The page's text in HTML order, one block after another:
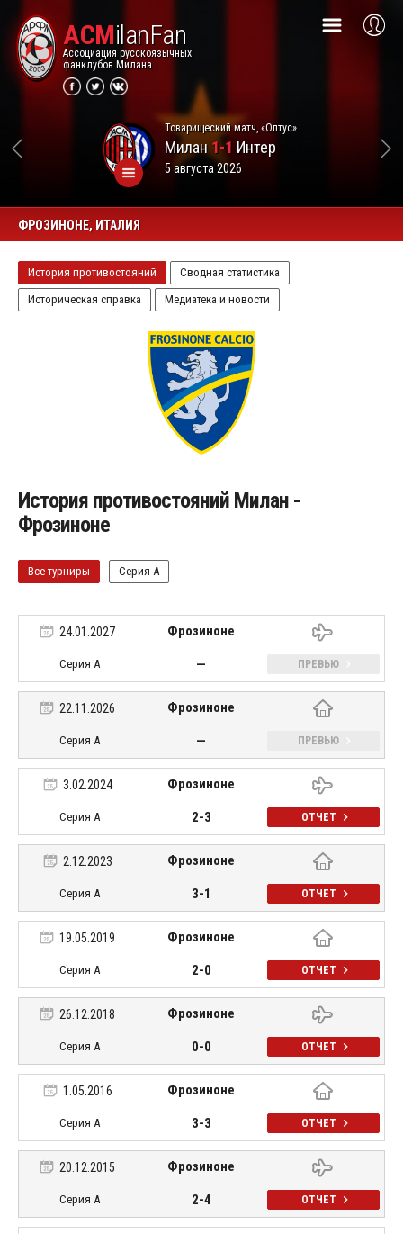
ACMilanFan
Ассоциация русскоязычных
фанклубов Милана
Товарищеский матч, «Оптус»
Милан1-1 Интер
5 августа 2026
ФРОЗИНОНЕ, ИТАЛИЯ
История противостояний
Сводная статистика
Историческая справка
Медиатека и новости
История противостояний Милан -
Фрозиноне
Все турниры Серия А
24.01.2027 Фрозиноне
Серия А — ПРЕВЬЮ
22.11.2026 Фрозиноне
Серия А — ПРЕВЬЮ
3.02.2024 Фрозиноне
Серия А 2-3 ОТЧЕТ
2.12.2023 Фрозиноне
Серия А 3-1 ОТЧЕТ
19.05.2019 Фрозиноне
Серия А 2-0 ОТЧЕТ
26.12.2018 Фрозиноне
Серия А 0-0 ОТЧЕТ
1.05.2016 Фрозиноне
Серия А 3-3 ОТЧЕТ
20.12.2015 Фрозиноне
Серия А 2-4 ОТЧЕТ